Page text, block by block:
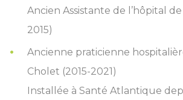
Ancien Assistante de l’hôpital
2015)
Ancienne praticienne
Cholet (2015-2021)
Installée à Santé Atlantique